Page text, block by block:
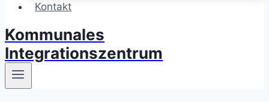
Kontakt
Kommunales
Integrationszentrum